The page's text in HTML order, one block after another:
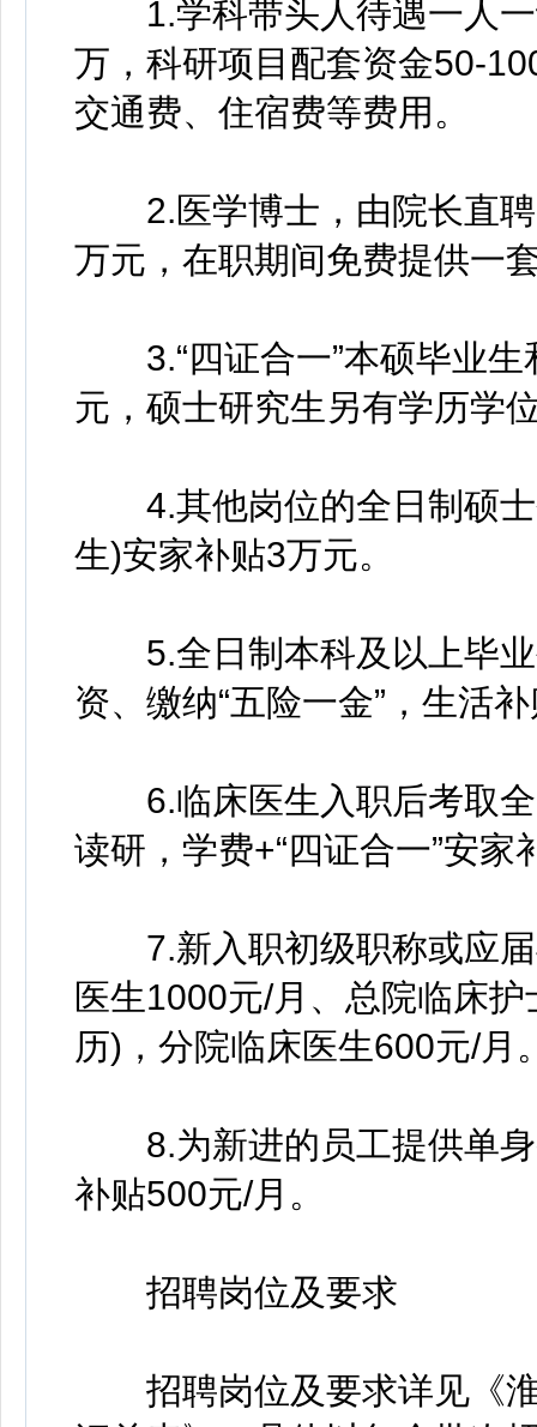
1.学科带头人待遇一人一
万，科研项目配套资金50-
交通费、住宿费等费用。
2.医学博士，由院长直聘
万元，在职期间免费提供一
3.“四证合一”本硕毕业生
元，硕士研究生另有学历学
4.其他岗位的全日制硕士
生)安家补贴3万元。
5.全日制本科及以上毕业
资、缴纳“五险一金”，生活
6.临床医生入职后考取全
读研，学费+“四证合一”安
7.新入职初级职称或应届
医生1000元/月、总院临床
历)，分院临床医生600元/月
8.为新进的员工提供单身
补贴500元/月。
招聘岗位及要求
招聘岗位及要求详见《淮